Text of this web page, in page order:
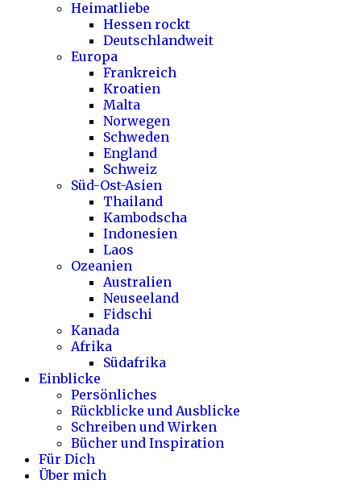
Heimatliebe
Hessen rockt
Deutschlandweit
Europa
Frankreich
Kroatien
Malta
Norwegen
Schweden
England
Schweiz
Süd-Ost-Asien
Thailand
Kambodscha
Indonesien
Laos
Ozeanien
Australien
Neuseeland
Fidschi
Kanada
Afrika
Südafrika
Einblicke
Persönliches
Rückblicke und Ausblicke
Schreiben und Wirken
Bücher und Inspiration
Für Dich
Über mich